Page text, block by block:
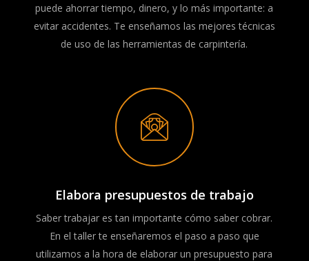
puede ahorrar tiempo, dinero, y lo más importante: a
evitar accidentes. Te enseñamos las mejores técnicas
de uso de las herramientas de carpintería.
Elabora presupuestos de trabajo
Saber trabajar es tan importante cómo saber cobrar.
En el taller te enseñaremos el paso a paso que
utilizamos a la hora de elaborar un presupuesto para